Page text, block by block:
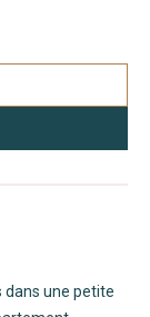
dans une petite